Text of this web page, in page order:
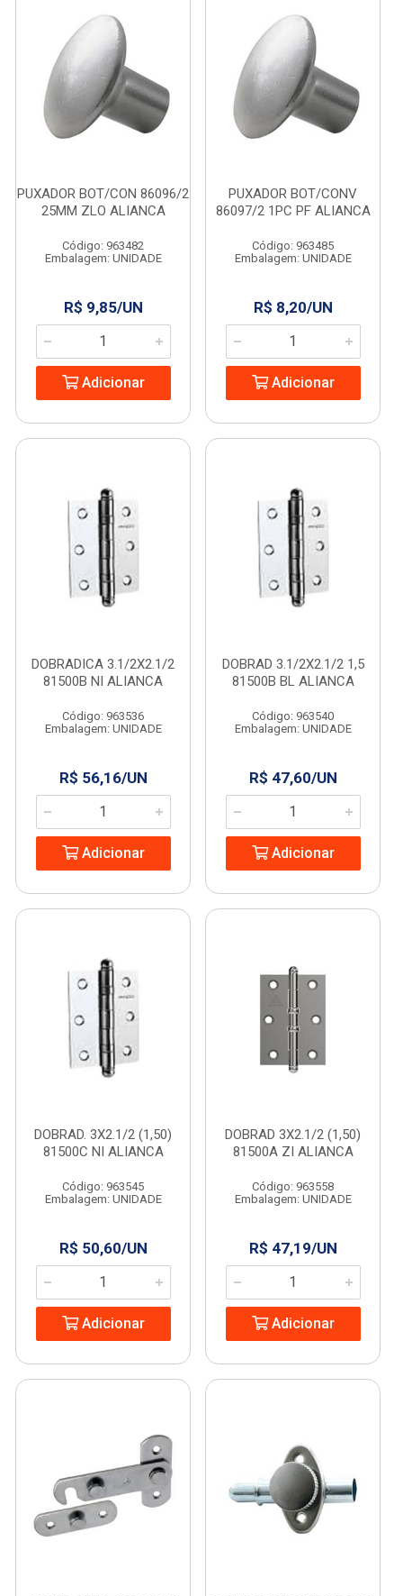
PUXADOR BOT/CON 86096/2
25MM ZLO ALIANCA
Código: 963482
Embalagem: UNIDADE
R$ 9,85/UN
Adicionar
PUXADOR BOT/CONV
86097/2 1PC PF ALIANCA
Código: 963485
Embalagem: UNIDADE
R$ 8,20/UN
Adicionar
DOBRADICA 3.1/2X2.1/2
81500B NI ALIANCA
Código: 963536
Embalagem: UNIDADE
R$ 56,16/UN
Adicionar
DOBRAD 3.1/2X2.1/2 1,5
81500B BL ALIANCA
Código: 963540
Embalagem: UNIDADE
R$ 47,60/UN
Adicionar
DOBRAD. 3X2.1/2 (1,50)
81500C NI ALIANCA
Código: 963545
Embalagem: UNIDADE
R$ 50,60/UN
Adicionar
DOBRAD 3X2.1/2 (1,50)
81500A ZI ALIANCA
Código: 963558
Embalagem: UNIDADE
R$ 47,19/UN
Adicionar